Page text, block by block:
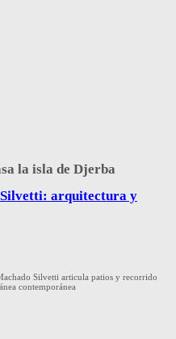
la isla de Djerba
Silvetti: arquitectura y
Silvetti articula patios y recorrido
contemporánea